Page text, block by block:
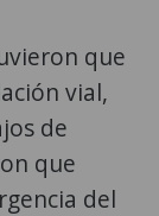
que
vial,
de
que
del